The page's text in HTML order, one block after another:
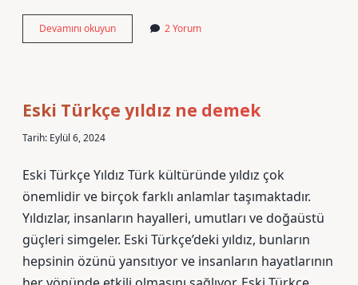
Devamını okuyunAltın
yıl
2 Yorum
Eski Türkçe yıldız ne demek
Tarih: Eylül 6, 2024
Eski Türkçe Yıldız Türk kültüründe yıldız çok
önemlidir ve birçok farklı anlamlar taşımaktadır.
Yıldızlar, insanların hayalleri, umutları ve doğaüstü
güçleri simgeler. Eski Türkçe’deki yıldız, bunların
hepsinin özünü yansıtıyor ve insanların hayatlarının